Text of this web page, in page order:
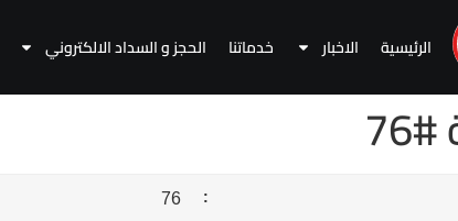
الرئيسية الاخبار خدماتنا الحجز و السداد الالكتروني
76